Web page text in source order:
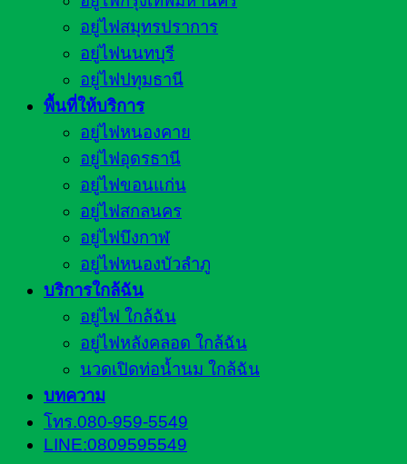
อยู่ไฟสมุทรปราการ
อยู่ไฟนนทบุรี
อยู่ไฟปทุมธานี
พื้นที่ให้บริการ
อยู่ไฟหนองคาย
อยู่ไฟอุดรธานี
อยู่ไฟขอนแก่น
อยู่ไฟสกลนคร
อยู่ไฟบึงกาฬ
อยู่ไฟหนองบัวลำภู
บริการใกล้ฉัน
อยู่ไฟ ใกล้ฉัน
อยู่ไฟหลังคลอด ใกล้ฉัน
นวดเปิดท่อน้ำนม ใกล้ฉัน
บทความ
โทร.080-959-5549
LINE:0809595549